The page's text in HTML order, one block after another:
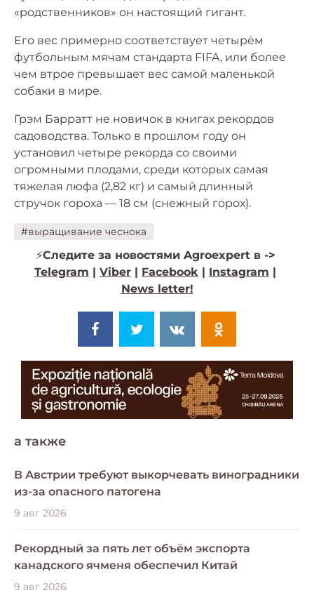
«родственников» он настоящий гигант.
Его вес примерно соответствует четырём
футбольным мячам стандарта FIFA, или более
чем втрое превышает вес самой маленькой
собаки в мире.
Грэм Барратт не новичок в книгах рекордов
садоводства. Только в прошлом году он
установил четыре рекорда со своими
огромными плодами, среди которых самая
тяжелая люфа (2,82 кг) и самый длинный
стручок гороха — 18 см (снежный горох).
#выращивание чеснока
⚡️Следите за новостями Agroexpert в ->
Telegram
Viber Facebook Instagram
News letter!
a также
В Австрии требуют выкорчевать виноградники
из-за опасного патогена
9 авг 2026
Рекордный за пять лет объём экспорта
канадского ячменя обеспечил Китай
9 авг 2026